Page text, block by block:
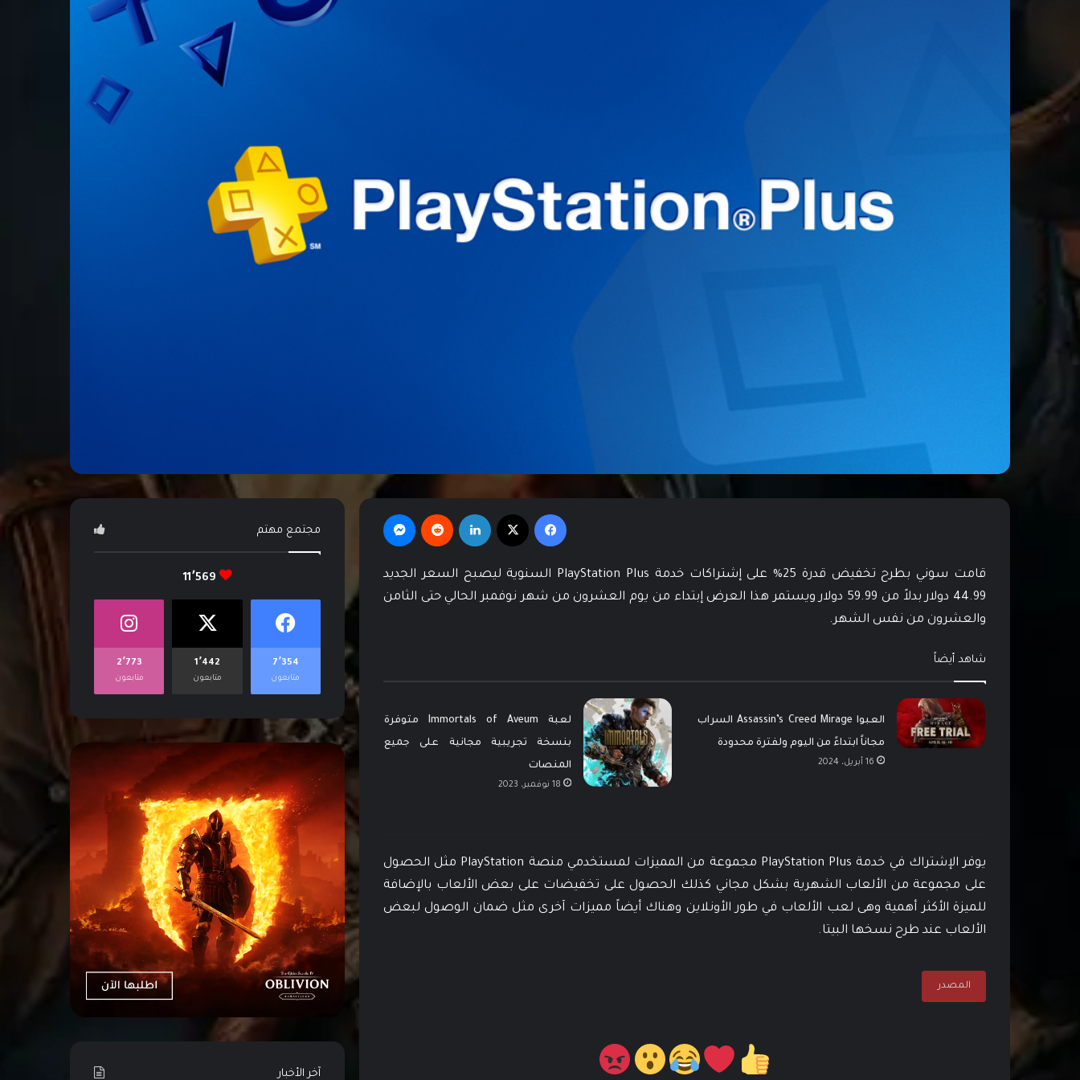
قامت سوني بطرح تخفيض قدرة 25% على إشتراكات خدمة PlayStation Plus السنوية ليصبح السعر الجديد
44.99 دولار بدلاً من 59.99 دولار ويستمر هذا العرض إبتداء من يوم العشرون من شهر نوفمبر الحالي حتى الثامن
والعشرون من نفس الشهر.
شاهد أيضاً
العبوا Assassin’s Creed Mirage السراب
مجاناً ابتداءً من اليوم ولفترة محدودة
16 أبريل، 2024
لعبة Immortals of Aveum متوفرة
بنسخة تجريبية مجانية على جميع
المنصات
18 نوفمبر، 2023
يوفر الإشتراك في خدمة PlayStation Plus مجموعة من المميزات لمستخدمي منصة PlayStation مثل الحصول
على مجموعة من الألعاب الشهرية بشكل مجاني كذلك الحصول على تخفيضات على بعض الألعاب بالإضافة
للميزة الأكثر أهمية وهى لعب الألعاب في طور الأونلاين وهناك أيضاً مميزات آخرى مثل ضمان الوصول لبعض
الألعاب عند طرح نسخها البيتا.
المصدر
مجتمع مهتم
11٬569
7٬354
متابعون
1٬442
متابعون
2٬773
متابعون
آخر الأخبار